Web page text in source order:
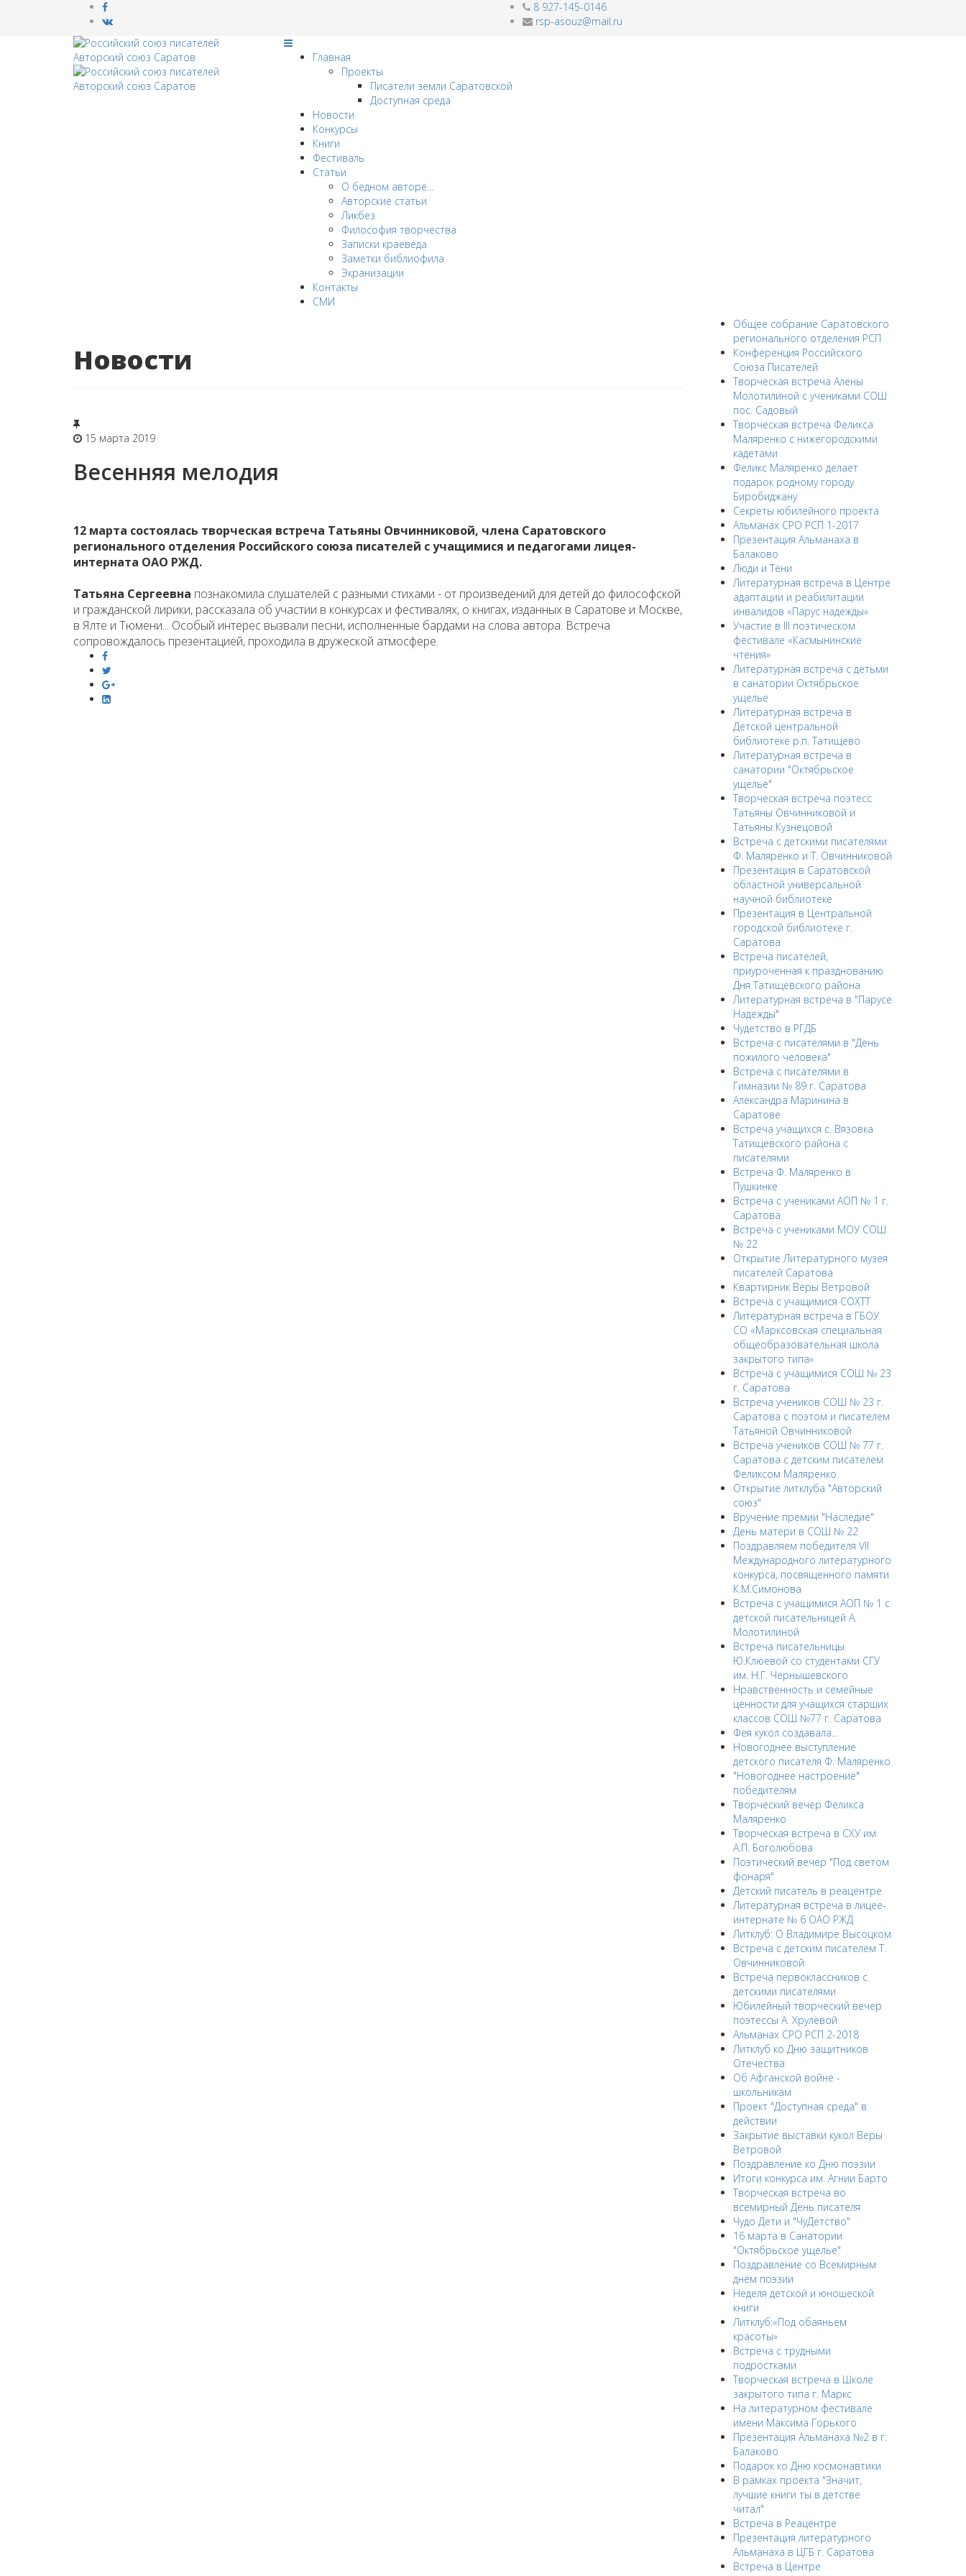
8 927-145-0146
rsp-asouz@mail.ru
Главная
Проекты
Писатели земли Саратовской
Доступная среда
Новости
Конкурсы
Книги
Фестиваль
Статьи
О бедном авторе...
Авторские статьи
Ликбез
Философия творчества
Записки краеведа
Заметки библиофила
Экранизации
Контакты
СМИ
Новости
15 марта 2019
Весенняя мелодия
12 марта состоялась творческая встреча Татьяны Овчинниковой, члена Саратовского
регионального отделения Российского союза писателей с учащимися и педагогами лицея-
интерната ОАО РЖД.
Татьяна Сергеевна познакомила слушателей с разными стихами - от произведений для детей до философской
и гражданской лирики, рассказала об участии в конкурсах и фестивалях, о книгах, изданных в Саратове и Москве,
в Ялте и Тюмени... Особый интерес вызвали песни, исполненные бардами на слова автора. Встреча
сопровождалось презентацией, проходила в дружеской атмосфере.
Общее собрание Саратовского
регионального отделения РСП
Конференция Российского
Союза Писателей
Творческая встреча Алёны
Молотилиной с учениками СОШ
пос. Садовый
Творческая встреча Феликса
Маляренко с нижегородскими
кадетами
Феликс Маляренко делает
подарок родному городу
Биробиджану
Секреты юбилейного проекта
Альманах СРО РСП 1-2017
Презентация Альманаха в
Балаково
Люди и Тени
Литературная встреча в Центре
адаптации и реабилитации
инвалидов «Парус надежды»
Участие в III поэтическом
фестивале «Касмынинские
чтения»
Литературная встреча с детьми
в санатории Октябрьское
ущелье
Литературная встреча в
Детской центральной
библиотеке р.п. Татищево
Литературная встреча в
санатории "Октябрьское
ущелье"
Творческая встреча поэтесс
Татьяны Овчинниковой и
Татьяны Кузнецовой
Встреча с детскими писателями
Ф. Маляренко и Т. Овчинниковой
Презентация в Саратовской
областной универсальной
научной библиотеке
Презентация в Центральной
городской библиотеке г.
Саратова
Встреча писателей,
приуроченная к празднованию
Дня Татищевского района
Литературная встреча в "Парусе
Надежды"
Чудетство в РГДБ
Встреча с писателями в "День
пожилого человека"
Встреча с писателями в
Гимназии № 89 г. Саратова
Александра Маринина в
Саратове
Встреча учащихся с. Вязовка
Татищевского района с
писателями
Встреча Ф. Маляренко в
Пушкинке
Встреча с учениками АОП № 1 г.
Саратова
Встреча с учениками МОУ СОШ
№ 22
Открытие Литературного музея
писателей Саратова
Квартирник Веры Ветровой
Встреча с учащимися СОХТТ
Литературная встреча в ГБОУ
СО «Марксовская специальная
общеобразовательная школа
закрытого типа»
Встреча с учащимися СОШ № 23
г. Саратова
Встреча учеников СОШ № 23 г.
Саратова с поэтом и писателем
Татьяной Овчинниковой
Встреча учеников СОШ № 77 г.
Саратова с детским писателем
Феликсом Маляренко
Открытие литклуба "Авторский
союз"
Вручение премии "Наследие"
День матери в СОШ № 22
Поздравляем победителя VII
Международного литературного
конкурса, посвященного памяти
К.М.Симонова
Встреча с учащимися АОП № 1 с
детской писательницей А.
Молотилиной
Встреча писательницы
Ю.Клюевой со студентами СГУ
им. Н.Г. Чернышевского
Нравственность и семейные
ценности для учащихся старших
классов СОШ №77 г. Саратова
Фея кукол создавала...
Новогоднее выступление
детского писателя Ф. Маляренко
"Новогоднее настроение"
победителям
Творческий вечер Феликса
Маляренко
Творческая встреча в СХУ им.
А.П. Боголюбова
Поэтический вечер "Под светом
фонаря"
Детский писатель в реацентре
Литературная встреча в лицее-
интернате № 6 ОАО РЖД
Литклуб: О Владимире Высоцком
Встреча с детским писателем Т.
Овчинниковой
Встреча первоклассников с
детскими писателями
Юбилейный творческий вечер
поэтессы А. Хрулёвой
Альманах СРО РСП 2-2018
Литклуб ко Дню защитников
Отечества
Об Афганской войне -
школьникам
Проект "Доступная среда" в
действии
Закрытие выставки кукол Веры
Ветровой
Поздравление ко Дню поэзии
Итоги конкурса им. Агнии Барто
Творческая встреча во
всемирный День писателя
Чудо Дети и "ЧуДетство"
16 марта в Санатории
"Октябрьское ущелье"
Поздравление со Всемирным
днём поэзии
Неделя детской и юношеской
книги
Литклуб:«Под обаяньем
красоты»
Встреча с трудными
подростками
Творческая встреча в Школе
закрытого типа г. Маркс
На литературном фестивале
имени Максима Горького
Презентация Альманаха №2 в г.
Балаково
Подарок ко Дню космонавтики
В рамках проекта "Значит,
лучшие книги ты в детстве
читал"
Встреча в Реацентре
Презентация литературного
Альманаха в ЦГБ г. Саратова
Встреча в Центре